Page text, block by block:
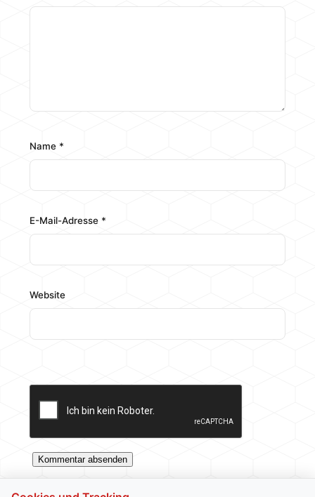
Name *
E-Mail-Adresse *
Website